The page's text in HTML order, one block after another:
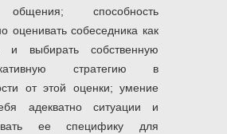
способность
оценивать собеседника как
и выбирать собственную
стратегию в
от этой оценки; умение
адекватно ситуации и
ее специфику для